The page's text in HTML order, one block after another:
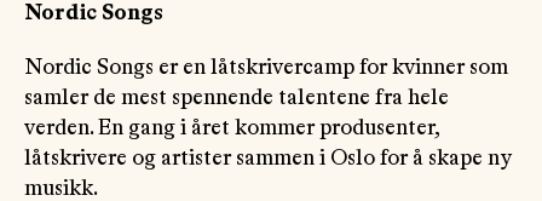
Nordic Songs
Nordic Songs er en låtskrivercamp for kvinner som
samler de mest spennende talentene fra hele
verden. En gang i året kommer produsenter,
låtskrivere og artister sammen i Oslo for å skape ny
musikk.